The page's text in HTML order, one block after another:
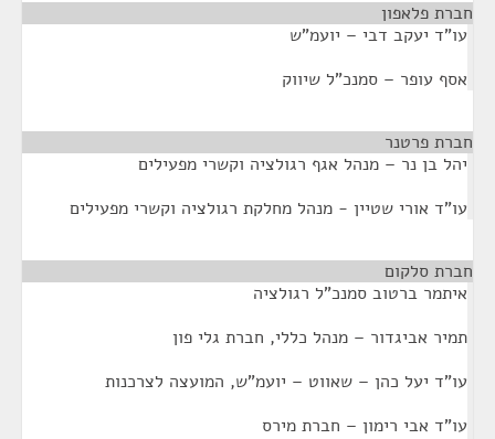
חברת פלאפון
עו"ד יעקב דבי – יועמ"ש
אסף עופר – סמנכ"ל שיווק
חברת פרטנר
יהל בן נר – מנהל אגף רגולציה וקשרי מפעילים
עו"ד אורי שטיין - מנהל מחלקת רגולציה וקשרי מפעילים
חברת סלקום
איתמר ברטוב סמנכ"ל רגולציה
תמיר אביגדור – מנהל כללי, חברת גלי פון
עו"ד יעל כהן – שאווט – יועמ"ש, המועצה לצרכנות
עו"ד אבי רימון – חברת מירס